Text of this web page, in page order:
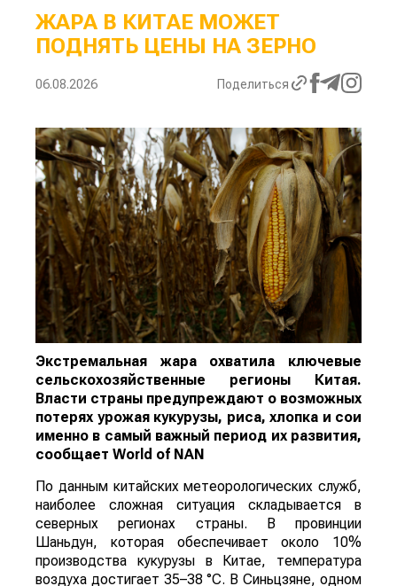
ЖАРА В КИТАЕ МОЖЕТ
ПОДНЯТЬ ЦЕНЫ НА ЗЕРНО
06.08.2026 Поделиться
Экстремальная жара охватила ключевые
сельскохозяйственные регионы Китая.
Власти страны предупреждают о возможных
потерях урожая кукурузы, риса, хлопка и сои
именно в самый важный период их развития,
сообщает World of NAN
По данным китайских метеорологических служб,
наиболее сложная ситуация складывается в
северных регионах страны. В провинции
Шаньдун, которая обеспечивает около 10%
производства кукурузы в Китае, температура
воздуха достигает 35–38 °C. В Синьцзяне, одном